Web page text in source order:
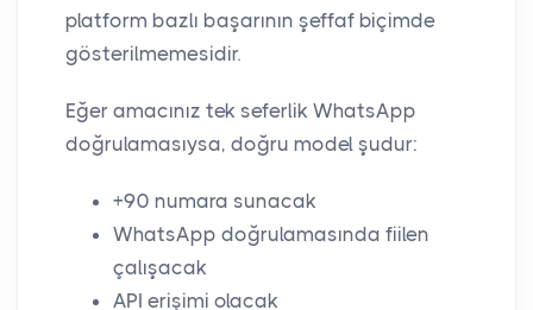
platform bazlı başarının şeffaf biçimde
gösterilmemesidir.
Eğer amacınız tek seferlik WhatsApp
doğrulamasıysa, doğru model şudur:
+90 numara sunacak
WhatsApp doğrulamasında fiilen
çalışacak
API erişimi olacak